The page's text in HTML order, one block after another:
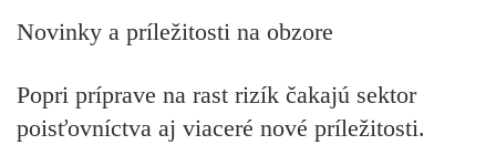
Novinky a príležitosti na obzore
Popri príprave na rast rizík čakajú sektor
poisťovníctva aj viaceré nové príležitosti.